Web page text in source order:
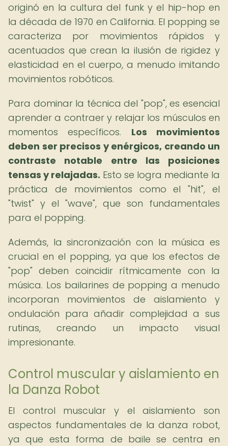
originó en la cultura del funk y el hip-hop en
la década de 1970 en California. El popping se
caracteriza por movimientos rápidos y
acentuados que crean la ilusión de rigidez y
elasticidad en el cuerpo, a menudo imitando
movimientos robóticos.
Para dominar la técnica del "pop", es esencial
aprender a contraer y relajar los músculos en
momentos específicos. Los movimientos
deben ser precisos y enérgicos, creando un
contraste notable entre las posiciones
tensas y relajadas. Esto se logra mediante la
práctica de movimientos como el "hit", el
"twist" y el "wave", que son fundamentales
para el popping.
Además, la sincronización con la música es
crucial en el popping, ya que los efectos de
"pop" deben coincidir rítmicamente con la
música. Los bailarines de popping a menudo
incorporan movimientos de aislamiento y
ondulación para añadir complejidad a sus
rutinas, creando un impacto visual
impresionante.
Control muscular y aislamiento en
la Danza Robot
El control muscular y el aislamiento son
aspectos fundamentales de la danza robot,
ya que esta forma de baile se centra en